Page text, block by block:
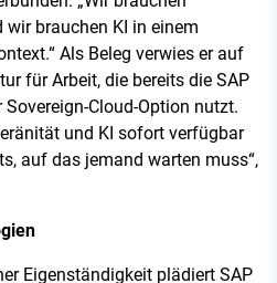
brauchen KI in einem
Als Beleg verwies er auf
für Arbeit, die bereits die SAP
Cloud-Option nutzt.
und KI sofort verfügbar
auf das jemand warten muss“,
Eigenständigkeit plädiert SAP